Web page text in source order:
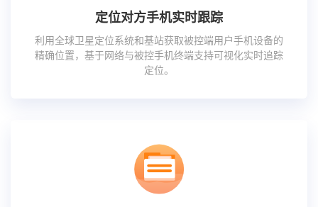
定位对方手机实时跟踪
利用全球卫星定位系统和基站获取被控端用户手机设备的
精确位置，基于网络与被控手机终端支持可视化实时追踪
定位。